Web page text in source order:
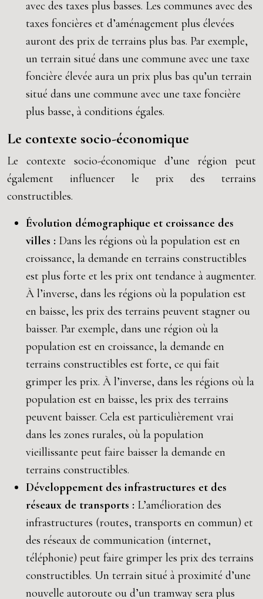
avec des taxes plus basses. Les communes avec des
taxes foncières et d’aménagement plus élevées
auront des prix de terrains plus bas. Par exemple,
un terrain situé dans une commune avec une taxe
foncière élevée aura un prix plus bas qu’un terrain
situé dans une commune avec une taxe foncière
plus basse, à conditions égales.
Le contexte socio-économique
Le contexte socio-économique d’une région peut
également influencer le prix des terrains
constructibles.
Évolution démographique et croissance des
villes : Dans les régions où la population est en
croissance, la demande en terrains constructibles
est plus forte et les prix ont tendance à augmenter.
À l’inverse, dans les régions où la population est
en baisse, les prix des terrains peuvent stagner ou
baisser. Par exemple, dans une région où la
population est en croissance, la demande en
terrains constructibles est forte, ce qui fait
grimper les prix. À l’inverse, dans les régions où la
population est en baisse, les prix des terrains
peuvent baisser. Cela est particulièrement vrai
dans les zones rurales, où la population
vieillissante peut faire baisser la demande en
terrains constructibles.
Développement des infrastructures et des
réseaux de transports : L’amélioration des
infrastructures (routes, transports en commun) et
des réseaux de communication (internet,
téléphonie) peut faire grimper les prix des terrains
constructibles. Un terrain situé à proximité d’une
nouvelle autoroute ou d’un tramway sera plus